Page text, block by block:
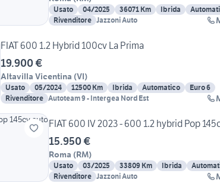
Usato 04/2025 36071 Km Ibrida
Rivenditore Jazzoni Auto
FIAT 600 1.2 Hybrid 100cv La Prima
19.900 €
Altavilla Vicentina (VI)
Usato 05/2024 12500 Km Ibrida Automatico
Euro 6
Rivenditore Autoteam 9 - Intergea Nord Est
FIAT 600 IV 2023 - 600 1.2 hybrid Pop
15.950 €
Roma (RM)
Usato 03/2025 33809 Km Ibrida
Rivenditore Jazzoni Auto